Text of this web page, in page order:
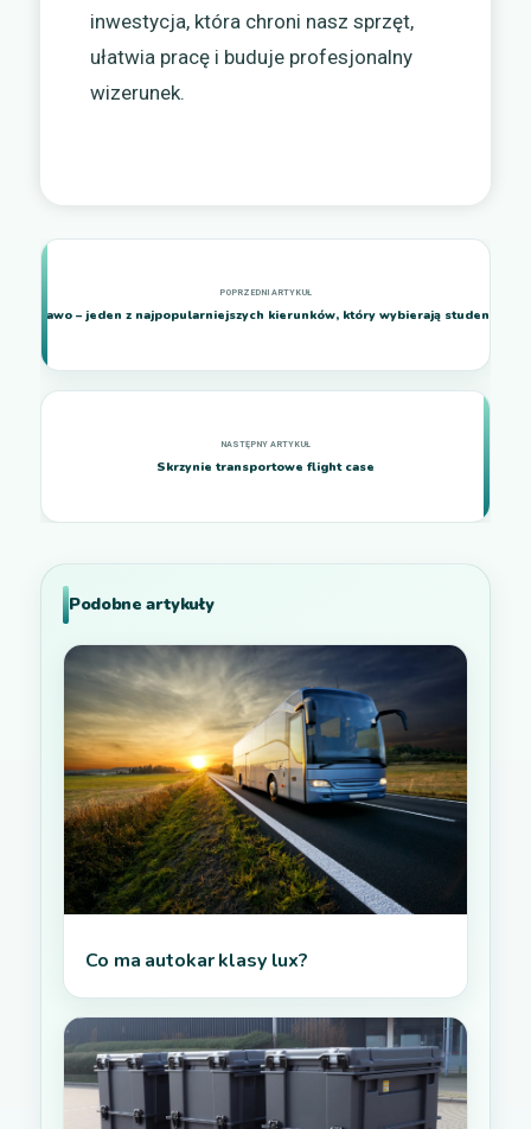
inwestycja, która chroni nasz sprzęt,
ułatwia pracę i buduje profesjonalny
wizerunek.
Prawo – jeden z najpopularniejszych kierunków, który wybierają studenci
Skrzynie transportowe flight case
Podobne artykuły
Co ma autokar klasy lux?